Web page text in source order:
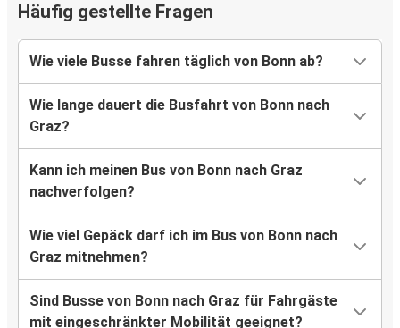
Häufig gestellte Fragen
Wie viele Busse fahren täglich von Bonn ab?
Wie lange dauert die Busfahrt von Bonn nach
Graz?
Kann ich meinen Bus von Bonn nach Graz
nachverfolgen?
Wie viel Gepäck darf ich im Bus von Bonn nach
Graz mitnehmen?
Sind Busse von Bonn nach Graz für Fahrgäste
mit eingeschränkter Mobilität geeignet?